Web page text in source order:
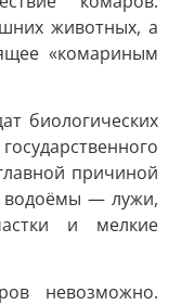
животных, а
«комариным
биологических
причиной
водоёмы — лужи,
и мелкие
невозможно.